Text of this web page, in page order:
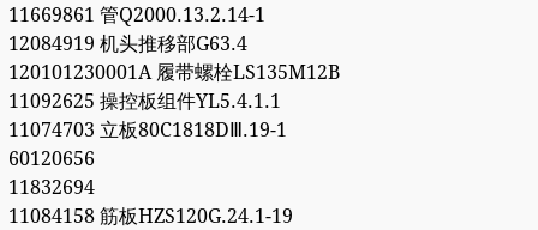
11669861 管Q2000.13.2.14-1
12084919 机头推移部G63.4
120101230001A 履带螺栓LS135M12B
11092625 操控板组件YL5.4.1.1
11074703 立板80C1818DⅢ.19-1
60120656
11832694
11084158 筋板HZS120G.24.1-19